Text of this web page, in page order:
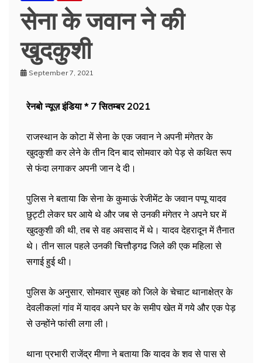
सेना के जवान ने की
खुदकुशी
September 7, 2021
रेनबो न्यूज़ इंडिया * 7 सितम्बर 2021
राजस्थान के कोटा में सेना के एक जवान ने अपनी मंगेतर के
खुदकुशी कर लेने के तीन दिन बाद सोमवार को पेड़ से कथित रूप
से फंदा लगाकर अपनी जान दे दी।
पुलिस ने बताया कि सेना के कुमाऊं रेजीमेंट के जवान पप्पू यादव
छुट्टी लेकर घर आये थे और जब से उनकी मंगेतर ने अपने घर में
खुदकुशी की थी, तब से वह अवसाद में थे। यादव देहरादून में तैनात
थे। तीन साल पहले उनकी चित्तौड़गढ जिले की एक महिला से
सगाई हुई थी।
पुलिस के अनुसार, सोमवार सुबह को जिले के चेचाट थानाक्षेत्र के
देवलीकलां गांव में यादव अपने घर के समीप खेत में गये और एक पेड़
से उन्होंने फांसी लगा ली।
थाना प्रभारी राजेंद्र मीणा ने बताया कि यादव के शव से पास से